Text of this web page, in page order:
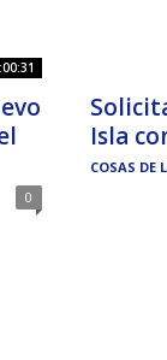
0
Isla
COSAS DE